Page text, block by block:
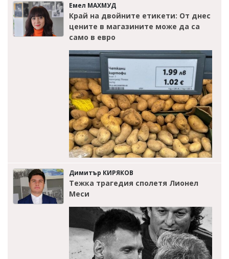
Емел МАХМУД
Край на двойните етикети: От днес
цените в магазините може да са
само в евро
Димитър КИРЯКОВ
Тежка трагедия сполетя Лионел
Меси